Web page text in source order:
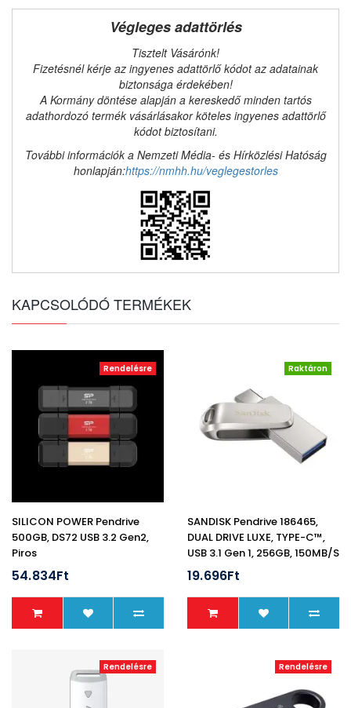
Végleges adattörlés
Tisztelt Vásárónk!
Fizetésnél kérje az ingyenes adattörlő kódot az adatainak
biztonsága érdekében!
A Kormány döntése alapján a kereskedő minden tartós
adathordozó termék vásárlásakor köteles ingyenes adattörlő
kódot biztosítani.
További információk a Nemzeti Média- és Hírközlési Hatóság
honlapján:https://nmhh.hu/veglegestorles
KAPCSOLÓDÓ TERMÉKEK
Rendelésre
SILICON POWER Pendrive
500GB, DS72 USB 3.2 Gen2,
Piros
54.834Ft
Raktáron
SANDISK Pendrive 186465,
DUAL DRIVE LUXE, TYPE-C™,
USB 3.1 Gen 1, 256GB, 150MB/S
19.696Ft
Rendelésre Rendelésre